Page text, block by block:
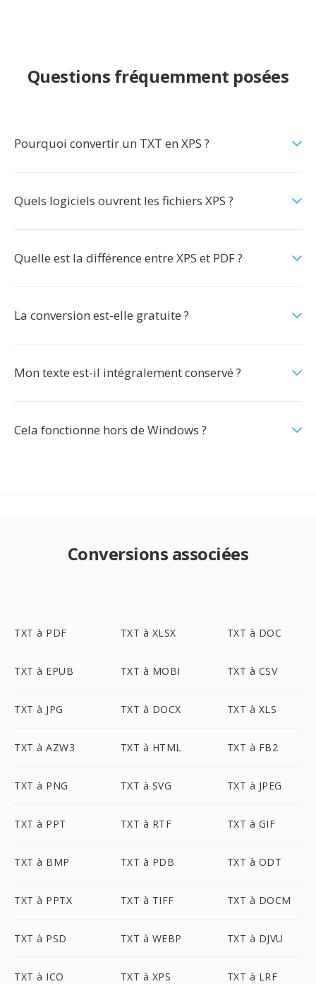
Questions fréquemment posées
Pourquoi convertir un TXT en XPS ?
Quels logiciels ouvrent les fichiers XPS ?
Quelle est la différence entre XPS et PDF ?
La conversion est-elle gratuite ?
Mon texte est-il intégralement conservé ?
Cela fonctionne hors de Windows ?
Conversions associées
TXT à PDF TXT à XLSX TXT à DOC
TXT à EPUB TXT à MOBI TXT à CSV
TXT à JPG TXT à DOCX TXT à XLS
TXT à AZW3 TXT à HTML TXT à FB2
TXT à PNG TXT à SVG TXT à JPEG
TXT à PPT TXT à RTF TXT à GIF
TXT à BMP TXT à PDB TXT à ODT
TXT à PPTX TXT à TIFF TXT à DOCM
TXT à PSD TXT à WEBP TXT à DJVU
TXT à ICO TXT à XPS TXT à LRF